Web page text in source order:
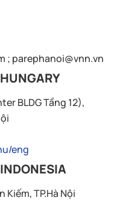
; parephanoi@vnn.vn
BLDG Tầng 12),
eng
Kiếm, TP.Hà Nội